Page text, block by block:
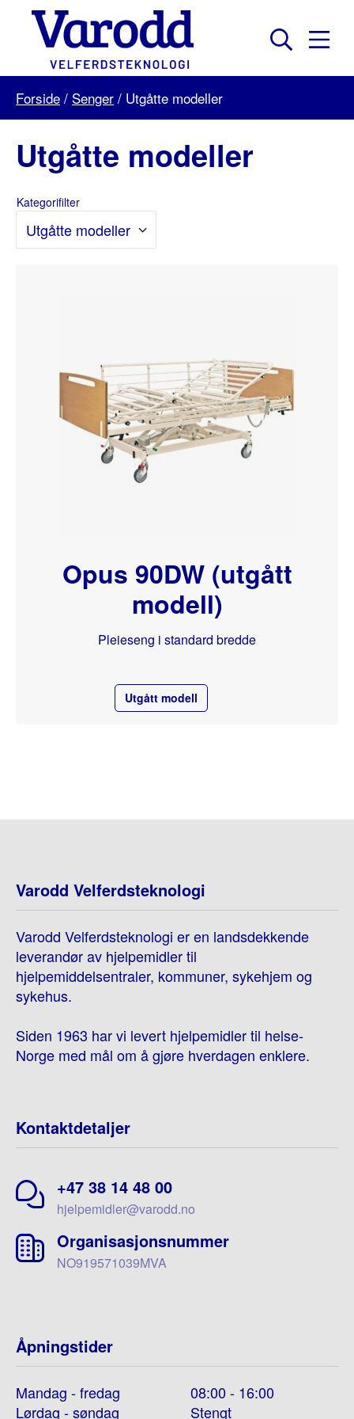
Varodd
Velferdsteknologi
Menu
Forside / Senger / Utgåtte modeller
Utgåtte modeller
Kategorifilter
Opus 90DW (utgått
modell)
Utgått modell
Pleieseng i standard bredde
Varodd Velferdsteknologi
Varodd Velferdsteknologi er en landsdekkende
leverandør av hjelpemidler til
hjelpemiddelsentraler, kommuner, sykehjem og
sykehus.
Siden 1963 har vi levert hjelpemidler til helse-
Norge med mål om å gjøre hverdagen enklere.
Kontaktdetaljer
+47 38 14 48 00
hjelpemidler@varodd.no
Organisasjonsnummer
NO919571039MVA
Åpningstider
Mandag - fredag
08:00 - 16:00
Lørdag - søndag
Stengt